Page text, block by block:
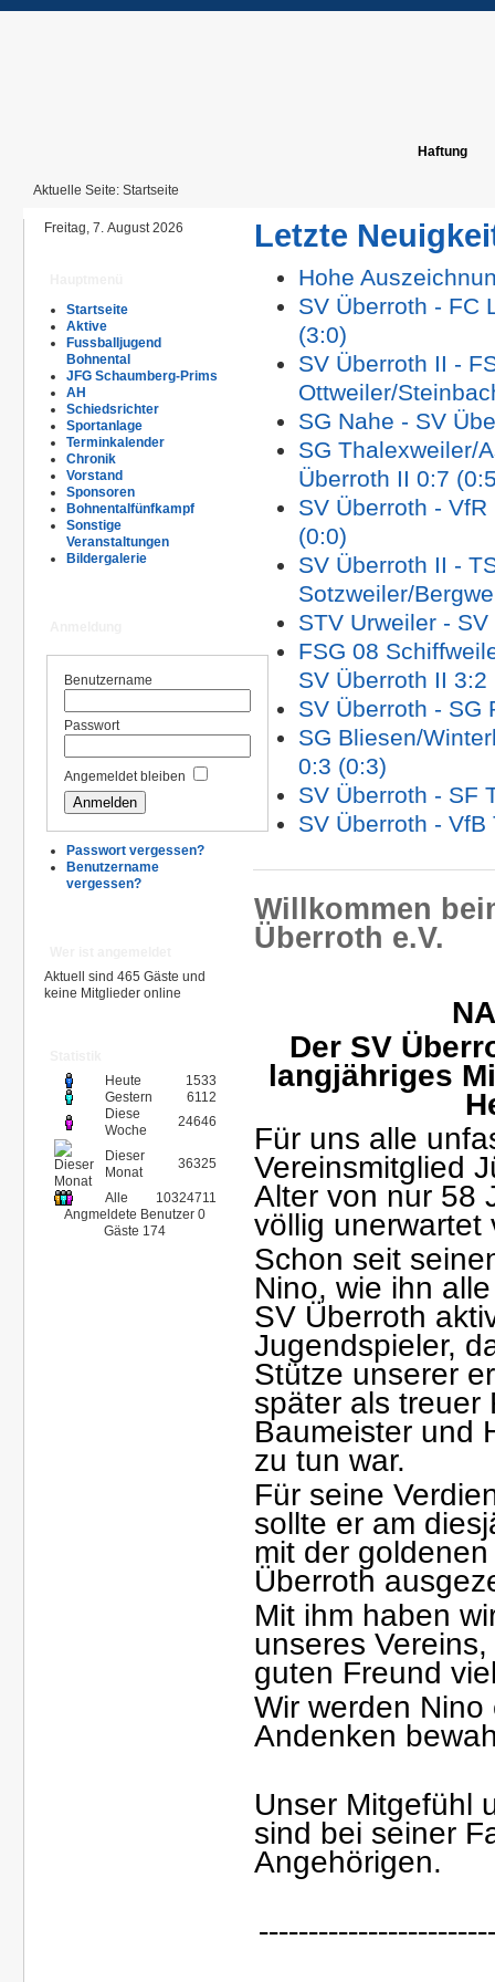
Haftung
Aktuelle Seite: Startseite
Freitag, 7. August 2026
Startseite
Aktive
Fussballjugend
Bohnental
JFG Schaumberg-Prims
AH
Schiedsrichter
Sportanlage
Terminkalender
Chronik
Vorstand
Sponsoren
Bohnentalfünfkampf
Sonstige
Veranstaltungen
Bildergalerie
Benutzername
Passwort
Angemeldet bleiben
Passwort vergessen?
Benutzername
vergessen?
Aktuell sind 465 Gäste und
keine Mitglieder online
Heute
1533
Gestern
6112
Diese
Woche
24646
Dieser
Monat
36325
Alle
10324711
Angmeldete Benutzer 0
Gäste 174
Letzte
Hohe
SV Überroth - FC
(3:0)
SV Überroth II -
Ottweiler/
SG Nahe - SV
SG Thalexweiler/
Überroth II 0:7
SV Überroth -
(0:0)
SV Überroth II -
Sotzweiler/
STV Urweiler -
FSG 08
SV Überroth II 3:2
SV Überroth - SG
SG Bliesen/
0:3 (0:3)
SV Überroth - SF
SV Überroth -
Willkommen
Überroth e.V.
Der SV
langjähriges
Für uns alle
Vereinsmitglied
Alter von nur 58
völlig unerwartet
Schon seit
Nino, wie ihn
SV Überroth
Jugendspieler,
Stütze unserer
später als treuer
Baumeister und
zu tun war.
Für seine
sollte er am
mit der
Überroth
Mit ihm haben
unseres
guten Freund
Wir werden
Andenken
Unser Mitgefühl
sind bei seiner
Angehörigen.
---------------------